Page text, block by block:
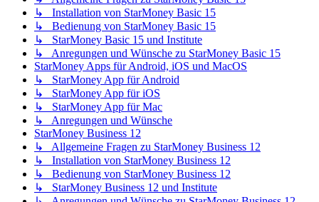
↳ Installation von StarMoney Basic 15
↳ Bedienung von StarMoney Basic 15
↳ StarMoney Basic 15 und Institute
↳ Anregungen und Wünsche zu StarMoney Basic 15
StarMoney Apps für Android, iOS und MacOS
↳ StarMoney App für Android
↳ StarMoney App für iOS
↳ StarMoney App für Mac
↳ Anregungen und Wünsche
StarMoney Business 12
↳ Allgemeine Fragen zu StarMoney Business 12
↳ Installation von StarMoney Business 12
↳ Bedienung von StarMoney Business 12
↳ StarMoney Business 12 und Institute